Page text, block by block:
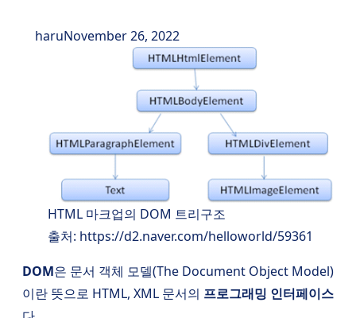
haruNovember 26, 2022
HTML 마크업의 DOM 트리구조
출처: https://d2.naver.com/helloworld/59361
DOM은 문서 객체 모델(The Document Object Model)
이란 뜻으로 HTML, XML 문서의 프로그래밍 인터페이스